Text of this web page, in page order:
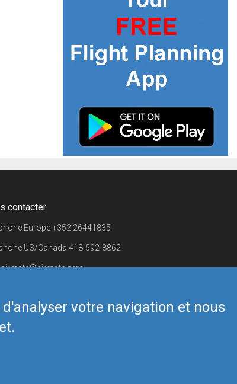
votre navigation et nous
contacter
Europe+352 26441835
US/Canada 418-592-8862
airmate@airmate.aero